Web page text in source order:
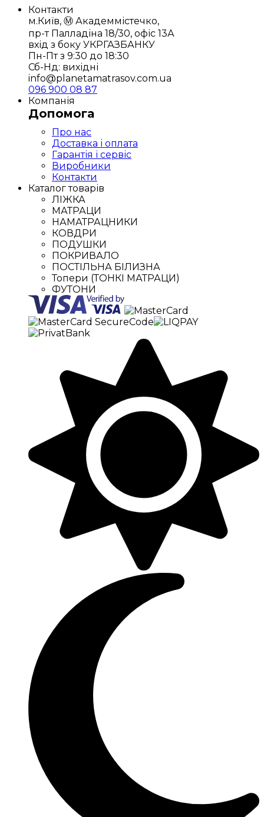
Контакти
м.Київ, Ⓜ️ Академмістечко,
пр-т Палладіна 18/30, офіс 13А
вхід з боку УКРГАЗБАНКУ
Пн-Пт з 9:30 до 18:30
Сб-Нд: вихідні
info@planetamatrasov.com.ua
096 900 08 87
Компанія
Допомога
Про нас
Доставка і оплата
Гарантія і сервіс
Виробники
Контакти
Каталог товарів
ЛІЖКА
МАТРАЦИ
НАМАТРАЦНИКИ
КОВДРИ
ПОДУШКИ
ПОКРИВАЛО
ПОСТІЛЬНА БІЛИЗНА
Топери (ТОНКІ МАТРАЦИ)
ФУТОНИ